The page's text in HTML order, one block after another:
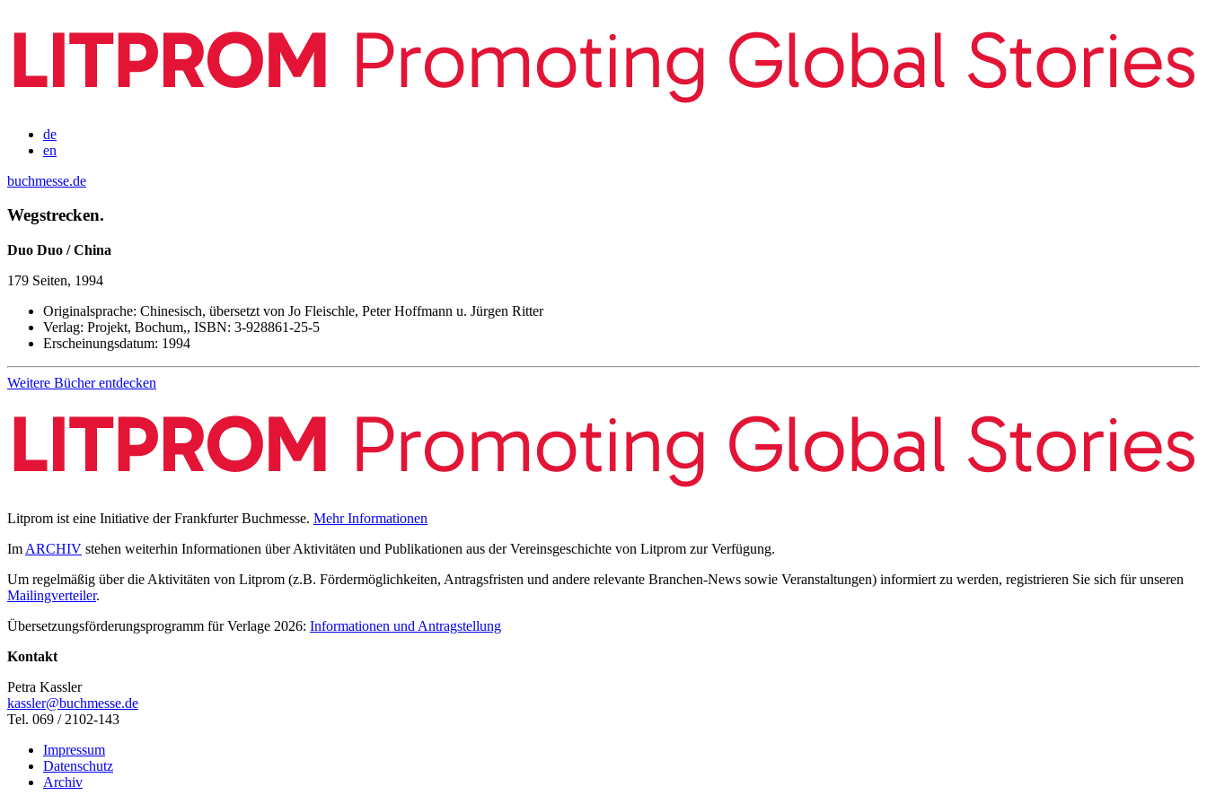
de
en
buchmesse.de
Wegstrecken.
Duo Duo / China
179 Seiten, 1994
Originalsprache: Chinesisch, übersetzt von Jo Fleischle, Peter Hoffmann u. Jürgen Ritter
Verlag: Projekt, Bochum,, ISBN: 3-928861-25-5
Erscheinungsdatum: 1994
Weitere Bücher entdecken
Litprom ist eine Initiative der Frankfurter Buchmesse. Mehr Informationen
Im ARCHIV stehen weiterhin Informationen über Aktivitäten und Publikationen aus der Vereinsgeschichte von Litprom zur Verfügung.
Um regelmäßig über die Aktivitäten von Litprom (z.B. Fördermöglichkeiten, Antragsfristen und andere relevante Branchen-News sowie Veranstaltungen) informiert zu werden, registrieren Sie sich für unseren
Mailingverteiler.
Übersetzungsförderungsprogramm für Verlage 2026: Informationen und Antragstellung
Kontakt
Petra Kassler
kassler@buchmesse.de
Tel. 069 / 2102-143
Impressum
Datenschutz
Archiv